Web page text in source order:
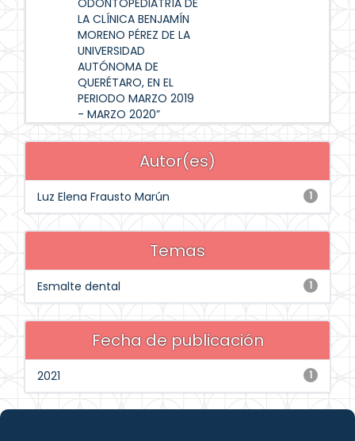
ODONTOPEDIATRÍA DE
LA CLÍNICA BENJAMÍN
MORENO PÉREZ DE LA
UNIVERSIDAD
AUTÓNOMA DE
QUERÉTARO, EN EL
PERIODO MARZO 2019
- MARZO 2020”
Autor(es)
1
Luz Elena Frausto Marún
Temas
1
Esmalte dental
Fecha de publicación
1
2021